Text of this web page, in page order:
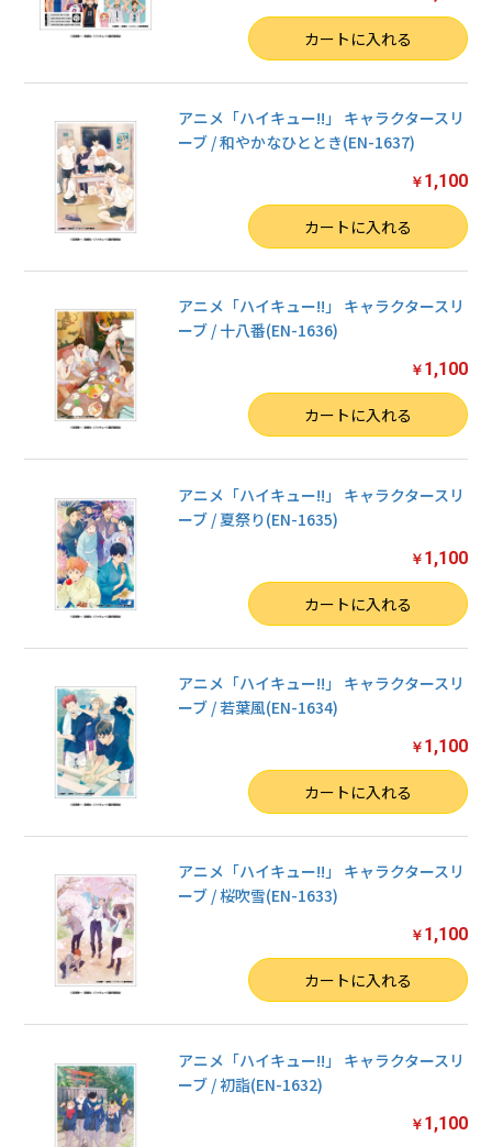
カートに入れる
アニメ「ハイキュー!!」 キャラクタースリ
ーブ / 和やかなひととき(EN-1637)
￥ 1,100
カートに入れる
アニメ「ハイキュー!!」 キャラクタースリ
ーブ / 十八番(EN-1636)
￥ 1,100
カートに入れる
アニメ「ハイキュー!!」 キャラクタースリ
ーブ / 夏祭り(EN-1635)
￥ 1,100
カートに入れる
アニメ「ハイキュー!!」 キャラクタースリ
ーブ / 若葉風(EN-1634)
￥ 1,100
カートに入れる
アニメ「ハイキュー!!」 キャラクタースリ
ーブ / 桜吹雪(EN-1633)
￥ 1,100
カートに入れる
アニメ「ハイキュー!!」 キャラクタースリ
ーブ / 初詣(EN-1632)
￥ 1,100